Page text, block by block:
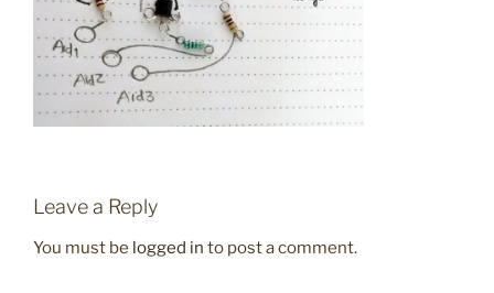
Leave a Reply
You must be logged in to post a comment.